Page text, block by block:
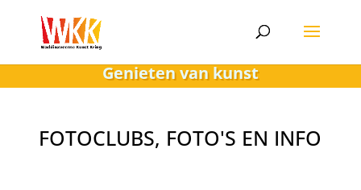
Genieten van kunst
FOTOCLUBS, FOTO'S EN INFO